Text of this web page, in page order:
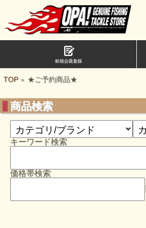
TOP > ★ご予約商品★
商品検索
キーワード検索
価格帯検索